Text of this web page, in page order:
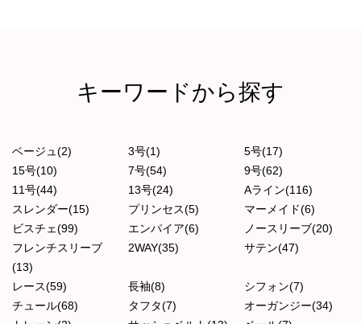
キーワードから探す
ベージュ(2) 3号(1)
5号(17)
15号(10)
7号(54)
9号(62)
11号(44)
13号(24)
Aライン(116)
スレンダー(15)
プリンセス(5)
マーメイド(6)
ビスチェ(99)
エンパイア(6)
ノースリーブ(20)
フレンチスリーブ
(13)
2WAY(35) サテン(47)
レース(59) 長袖(8)
シフォン(7)
チュール(68)
タフタ(7)
オーガンジー(34)